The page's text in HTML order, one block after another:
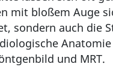
mit bloßem Auge
sondern auch die
und MRT.